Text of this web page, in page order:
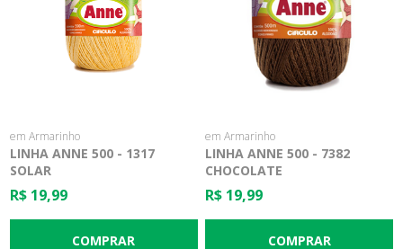
em Armarinho
LINHA ANNE 500 - 1317
SOLAR
R$ 19,99
em Armarinho
LINHA ANNE 500 - 7382
CHOCOLATE
R$ 19,99